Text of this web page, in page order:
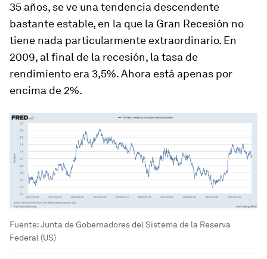
35 años, se ve una tendencia descendente
bastante estable, en la que la Gran Recesión no
tiene nada particularmente extraordinario. En
2009, al final de la recesión, la tasa de
rendimiento era 3,5%. Ahora está apenas por
encima de 2%.
Fuente: Junta de Gobernadores del Sistema de la Reserva
Federal (US)